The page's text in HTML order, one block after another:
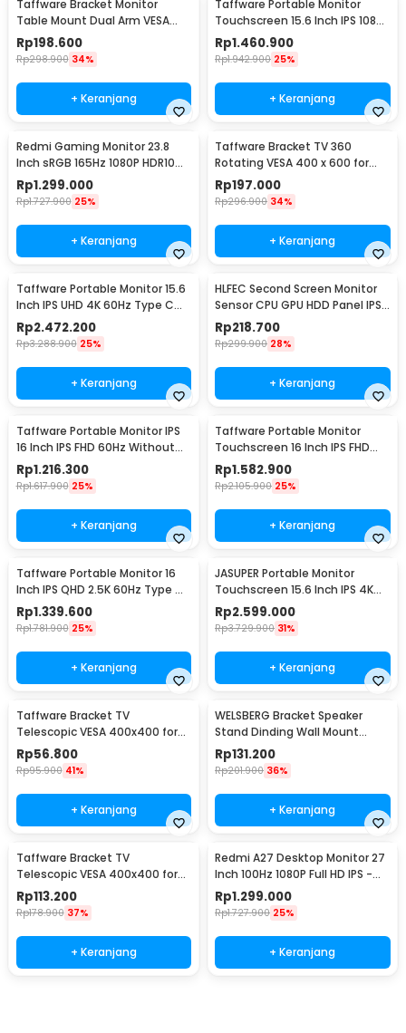
Taffware Bracket Monitor
Table Mount Dual Arm VESA
100x100 13-27 Inch - KMT-2
Rp198.600
Rp298.900 34%
+ Keranjang
Taffware Portable Monitor
Touchscreen 15.6 Inch IPS 1080P
60Hz Type C - 1560MTS
Rp1.460.900
Rp1.942.900 25%
+ Keranjang
Redmi Gaming Monitor 23.8
Inch sRGB 165Hz 1080P HDR10
1ms - G24
Rp1.299.000
Rp1.727.900 25%
+ Keranjang
Taffware Bracket TV 360
Rotating VESA 400 x 600 for
32-65 Inch TV - DN06
Rp197.000
Rp296.900 34%
+ Keranjang
Taffware Portable Monitor 15.6
Inch IPS UHD 4K 60Hz Type C
Mini HDMI - SJD1505
Rp2.472.200
Rp3.288.900 25%
+ Keranjang
HLFEC Second Screen Monitor
Sensor CPU GPU HDD Panel IPS
3.5 Inch - HL-3
Rp218.700
Rp299.900 28%
+ Keranjang
Taffware Portable Monitor IPS
16 Inch IPS FHD 60Hz Without
Touchscreen - 1600XTS
Rp1.216.300
Rp1.617.900 25%
+ Keranjang
Taffware Portable Monitor
Touchscreen 16 Inch IPS FHD
60Hz Type C - 1600XTS
Rp1.582.900
Rp2.105.900 25%
+ Keranjang
Taffware Portable Monitor 16
Inch IPS QHD 2.5K 60Hz Type C
Mini HDMI - 1600XTS
Rp1.339.600
Rp1.781.900 25%
+ Keranjang
JASUPER Portable Monitor
Touchscreen 15.6 Inch IPS 4K
60Hz Type C - XW-660
Rp2.599.000
Rp3.729.900 31%
+ Keranjang
Taffware Bracket TV
Telescopic VESA 400x400 for
14-55 Inch TV - HDL-117B-2
Rp56.800
Rp95.900 41%
+ Keranjang
WELSBERG Bracket Speaker
Stand Dinding Wall Mount
Telescopic 2 PCS - SPS-501
Rp131.200
Rp201.900 36%
+ Keranjang
Taffware Bracket TV
Telescopic VESA 400x400 for
32-65 Inch TV - P4
Rp113.200
Rp178.900 37%
+ Keranjang
Redmi A27 Desktop Monitor 27
Inch 100Hz 1080P Full HD IPS -
A27
Rp1.299.000
Rp1.727.900 25%
+ Keranjang